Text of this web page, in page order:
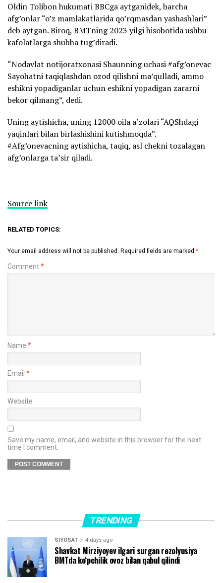
Oldin Tolibon hukumati BBCga aytganidek, barcha
afg’onlar “o’z mamlakatlarida qo’rqmasdan yashashlari”
deb aytgan. Biroq, BMTning 2023 yilgi hisobotida ushbu
kafolatlarga shubha tug’diradi.
“Nodavlat notijoratxonasi Shaunning uchasi #afg’onevac
Sayohatni taqiqlashdan ozod qilishni ma’qulladi, ammo
eshikni yopadiganlar uchun eshikni yopadigan zararni
bekor qilmang”, dedi.
Uning aytishicha, uning 12000 oila a’zolari “AQShdagi
yaqinlari bilan birlashishini kutishmoqda”.
#Afg’onevacning aytishicha, taqiq, asl chekni tozalagan
afg’onlarga ta’sir qiladi.
Source link
RELATED TOPICS:
Your email address will not be published. Required fields are marked *
Comment*
Name *
Email *
Website
Save my name, email, and website in this browser for the next
time I comment.
TRENDING
SIYOSAT 4 days ago
Shavkat Mirziyoyev ilgari surgan rezolyusiya
BMTda ko‘pchilik ovoz bilan qabul qilindi